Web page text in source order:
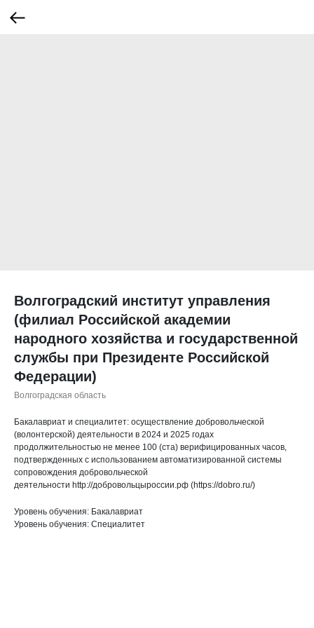
Волгоградский институт управления
(филиал Российской академии
народного хозяйства и государственной
службы при Президенте Российской
Федерации)
Волгоградская область
Бакалавриат и специалитет: осуществление добровольческой
(волонтерской) деятельности в 2024 и 2025 годах
продолжительностью не менее 100 (ста) верифицированных часов,
подтвержденных с использованием автоматизированной системы
сопровождения добровольческой
деятельности http://добровольцыроссии.рф (https://dobro.ru/)
Уровень обучения: Бакалавриат
Уровень обучения: Специалитет